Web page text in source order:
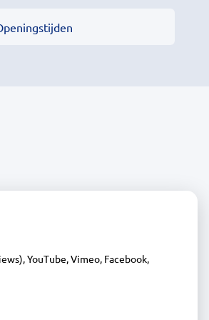
YouTube, Vimeo, Facebook,